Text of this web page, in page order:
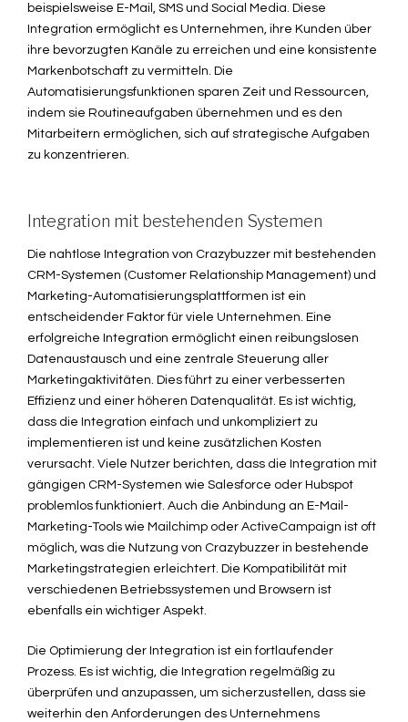
beispielsweise E-Mail, SMS und Social Media. Diese
Integration ermöglicht es Unternehmen, ihre Kunden über
ihre bevorzugten Kanäle zu erreichen und eine konsistente
Markenbotschaft zu vermitteln. Die
Automatisierungsfunktionen sparen Zeit und Ressourcen,
indem sie Routineaufgaben übernehmen und es den
Mitarbeitern ermöglichen, sich auf strategische Aufgaben
zu konzentrieren.
Integration mit bestehenden Systemen
Die nahtlose Integration von Crazybuzzer mit bestehenden
CRM-Systemen (Customer Relationship Management) und
Marketing-Automatisierungsplattformen ist ein
entscheidender Faktor für viele Unternehmen. Eine
erfolgreiche Integration ermöglicht einen reibungslosen
Datenaustausch und eine zentrale Steuerung aller
Marketingaktivitäten. Dies führt zu einer verbesserten
Effizienz und einer höheren Datenqualität. Es ist wichtig,
dass die Integration einfach und unkompliziert zu
implementieren ist und keine zusätzlichen Kosten
verursacht. Viele Nutzer berichten, dass die Integration mit
gängigen CRM-Systemen wie Salesforce oder Hubspot
problemlos funktioniert. Auch die Anbindung an E-Mail-
Marketing-Tools wie Mailchimp oder ActiveCampaign ist oft
möglich, was die Nutzung von Crazybuzzer in bestehende
Marketingstrategien erleichtert. Die Kompatibilität mit
verschiedenen Betriebssystemen und Browsern ist
ebenfalls ein wichtiger Aspekt.
Die Optimierung der Integration ist ein fortlaufender
Prozess. Es ist wichtig, die Integration regelmäßig zu
überprüfen und anzupassen, um sicherzustellen, dass sie
weiterhin den Anforderungen des Unternehmens